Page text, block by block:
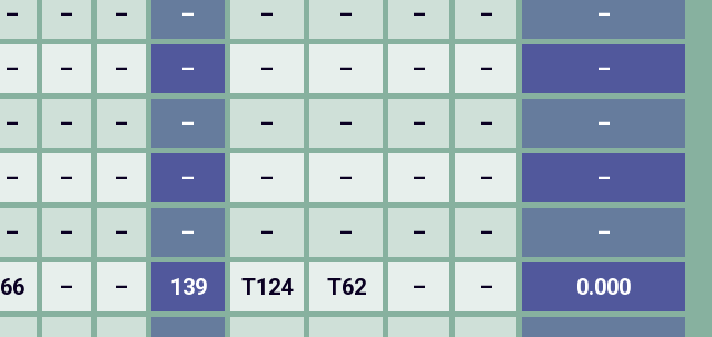
– – – – – – – – –
– – – – – – – – –
– – – – – – – – –
– – – – – – – – –
– – – – – – – – –
66 – – 139 T124 T62 – – 0.000